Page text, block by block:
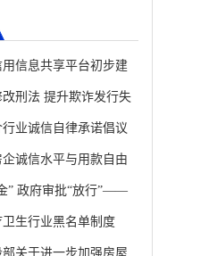
信息共享平台初步建
刑法 提升欺诈发行失
行业诚信自律承诺倡议
诚信水平与用款自由
” 政府审批“放行”——
试点再造投资审批流程
卫生行业黑名单制度
关于进一步加强房屋